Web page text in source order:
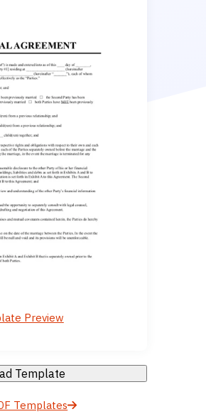
Preview
Template
Templates